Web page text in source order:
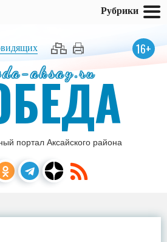
16+
aksay.ru
портал Аксайского района
Рубрики